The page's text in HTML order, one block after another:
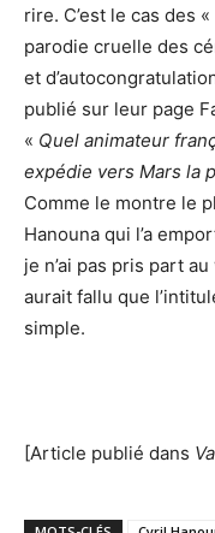
rire. C’est le cas des
parodie cruelle des
et
publié sur leur page
« Quel animateur
expédie vers Mars la
Comme le montre le
Hanouna qui l’a
je n’ai pas pris part
aurait fallu que
simple.
[Article publié dans